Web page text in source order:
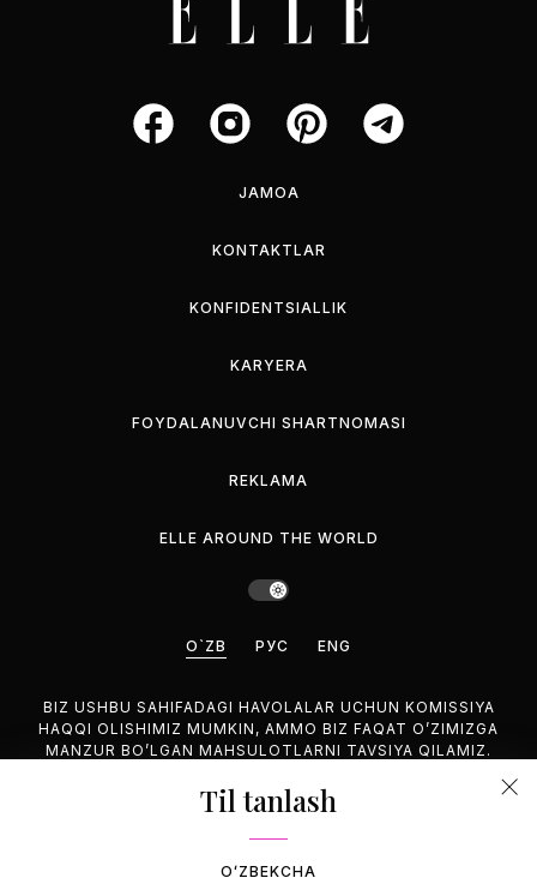
JAMOA
KONTAKTLAR
KONFIDENTSIALLIK
KARYERA
FOYDALANUVCHI SHARTNOMASI
REKLAMA
ELLE AROUND THE WORLD
O`ZB РУС ENG
BIZ USHBU SAHIFADAGI HAVOLALAR UCHUN KOMISSIYA
HAQQI OLISHIMIZ MUMKIN, AMMO BIZ FAQAT O’ZIMIZGA
MANZUR BO’LGAN MAHSULOTLARNI TAVSIYA QILAMIZ.
©2026 GEMINA PUBLISHING LLC, HAMMASI HUQUQUQLARI
Til tanlash
OʻZBEKCHA